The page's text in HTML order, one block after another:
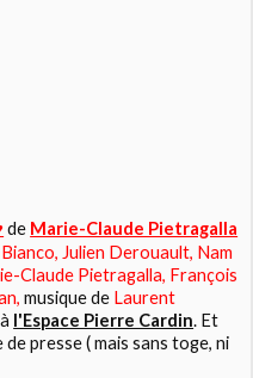
de Marie-Claude Pietragalla
Julien Derouault, Nam
Claude Pietragalla, François
musique de Laurent
l'Espace Pierre Cardin. Et
presse ( mais sans toge, ni